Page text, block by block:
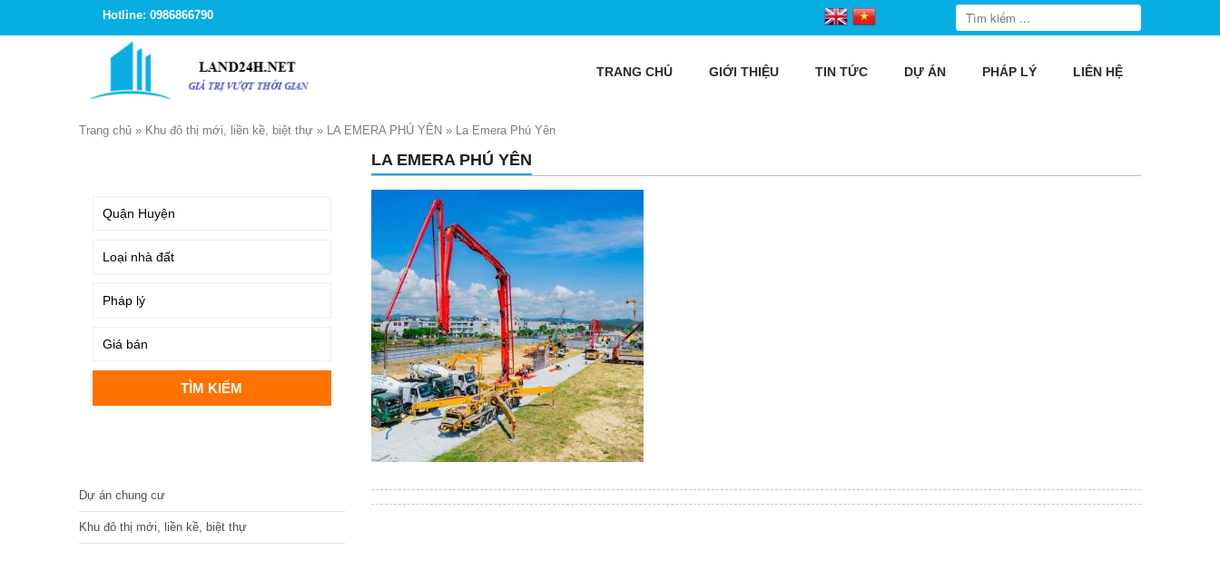
Hotline: 0986866790
TRANG CHỦ GIỚI THIỆU TIN TỨC DỰ ÁN PHÁP LÝ LIÊN HỆ
Trang chủ » Khu đô thị mới, liền kề, biệt thự » LA EMERA PHÚ YÊN » La Emera Phú Yên
LA EMERA PHÚ YÊN
Dự án chung cư
Khu đô thị mới, liền kề, biệt thự